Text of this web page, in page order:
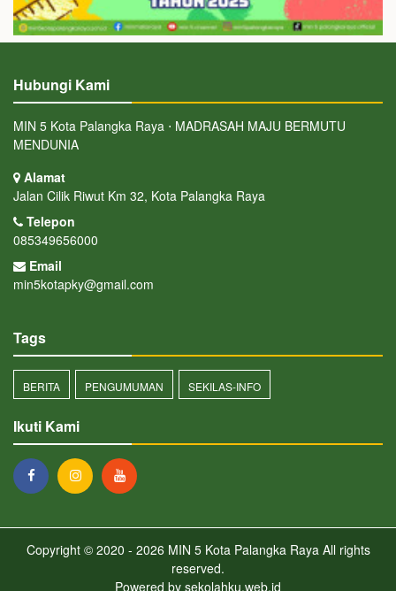
Hubungi Kami
MIN 5 Kota Palangka Raya ⋅ MADRASAH MAJU BERMUTU
MENDUNIA
Alamat
Jalan Cilik Riwut Km 32, Kota Palangka Raya
Telepon
085349656000
Email
min5kotapky@gmail.com
Tags
BERITA PENGUMUMAN SEKILAS-INFO
Ikuti Kami
Copyright © 2020 - 2026 MIN 5 Kota Palangka RayaAll rights
reserved.
Powered by sekolahku.web.id